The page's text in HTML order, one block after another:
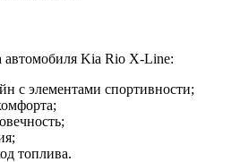
Kia Rio X-Line:
с элементами спортивности;
топлива.